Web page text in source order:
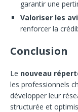
garantir une
Valoriser les
renforcer la
Conclusion
Le nouveau
les professionnels
développer leur
structurée et